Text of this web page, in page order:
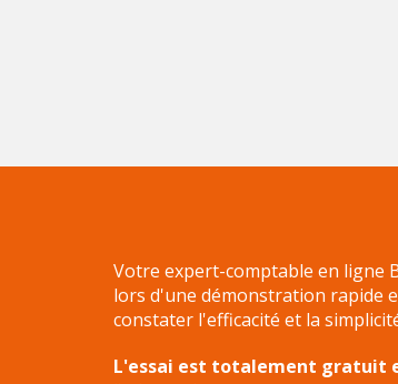
Votre expert-comptable en ligne
lors d'une démonstration rapide
constater l'efficacité et la
L'essai est totalement gratuit